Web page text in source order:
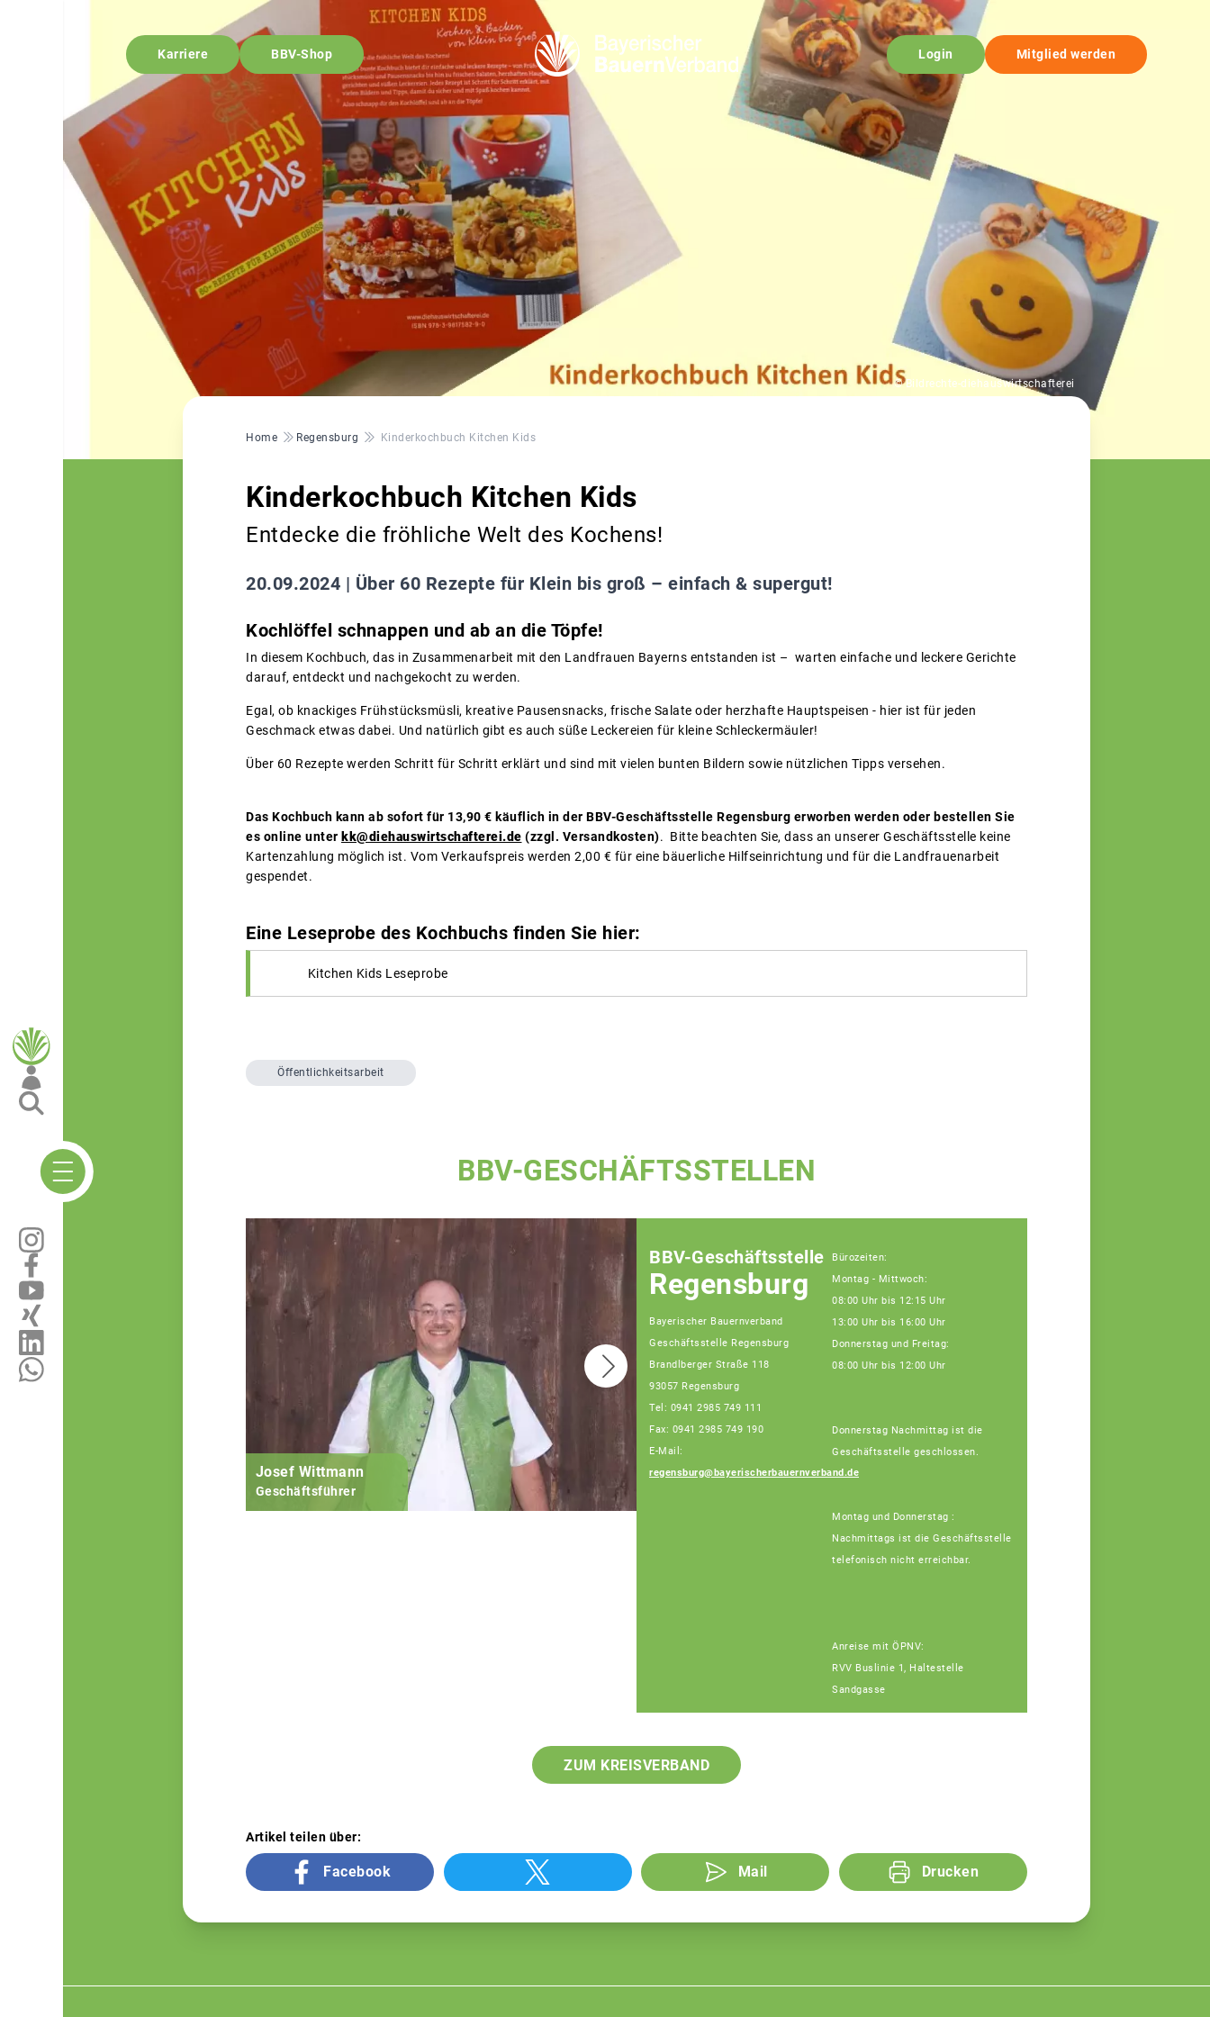
Karriere BBV-Shop Login Mitglied werden
© Bildrechte-diehauswirtschafterei
Pfadnavigation
Home Regensburg Kinderkochbuch Kitchen Kids
Kinderkochbuch Kitchen Kids
Entdecke die fröhliche Welt des Kochens!
20.09.2024 | Über 60 Rezepte für Klein bis groß – einfach & supergut!
Kochlöffel schnappen und ab an die Töpfe!
In diesem Kochbuch, das in Zusammenarbeit mit den Landfrauen Bayerns entstanden ist – warten einfache und leckere Gerichte
darauf, entdeckt und nachgekocht zu werden.
Egal, ob knackiges Frühstücksmüsli, kreative Pausensnacks, frische Salate oder herzhafte Hauptspeisen - hier ist für jeden
Geschmack etwas dabei. Und natürlich gibt es auch süße Leckereien für kleine Schleckermäuler!
Über 60 Rezepte werden Schritt für Schritt erklärt und sind mit vielen bunten Bildern sowie nützlichen Tipps versehen.
Das Kochbuch kann ab sofort für 13,90 € käuflich in der BBV-Geschäftsstelle Regensburg erworben werden oder bestellen Sie
es online unter kk@diehauswirtschafterei.de (zzgl. Versandkosten). Bitte beachten Sie, dass an unserer Geschäftsstelle keine
Kartenzahlung möglich ist. Vom Verkaufspreis werden 2,00 € für eine bäuerliche Hilfseinrichtung und für die Landfrauenarbeit
gespendet.
Eine Leseprobe des Kochbuchs finden Sie hier:
Kitchen Kids Leseprobe
Öffentlichkeitsarbeit
BBV-GESCHÄFTSSTELLEN
Josef Wittmann
Geschäftsführer
Andreas Basler
BBV-Geschäftsstelle
Regensburg
Bayerischer Bauernverband
Geschäftsstelle Regensburg
Brandlberger Straße 118
93057 Regensburg
Tel: 0941 2985 749 111
Fax: 0941 2985 749 190
E-Mail:
regensburg@bayerischerbauernverband.de
Bürozeiten:
Montag - Mittwoch:
08:00 Uhr bis 12:15 Uhr
13:00 Uhr bis 16:00 Uhr
Donnerstag und Freitag:
08:00 Uhr bis 12:00 Uhr
Donnerstag Nachmittag ist die
Geschäftsstelle geschlossen.
Montag und Donnerstag :
Nachmittags ist die Geschäftsstelle
telefonisch nicht erreichbar.
Anreise mit ÖPNV:
RVV Buslinie 1, Haltestelle
Sandgasse
ZUM KREISVERBAND
Artikel teilen über:
Facebook Mail Drucken